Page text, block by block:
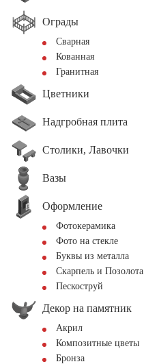
Ограды
Сварная
Кованная
Гранитная
Цветники
Надгробная плита
Столики, Лавочки
Вазы
Оформление
Фотокерамика
Фото на стекле
Буквы из металла
Скарпель и Позолота
Пескоструй
Декор на памятник
Акрил
Композитные цветы
Бронза